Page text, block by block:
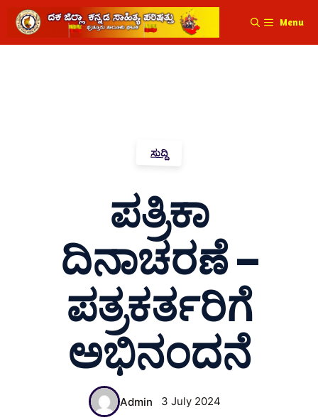
Menu
ಸುದ್ದಿ
ಪತ್ರಿಕಾ
ದಿನಾಚರಣೆ –
ಪತ್ರಕರ್ತರಿಗೆ
ಅಭಿನಂದನೆ
Admin 3 July 2024